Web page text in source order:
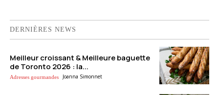
DERNIÈRES NEWS
Meilleur croissant & Meilleure baguette
de Toronto 2026 : la...
Adresses gourmandes Joanna Simonnet